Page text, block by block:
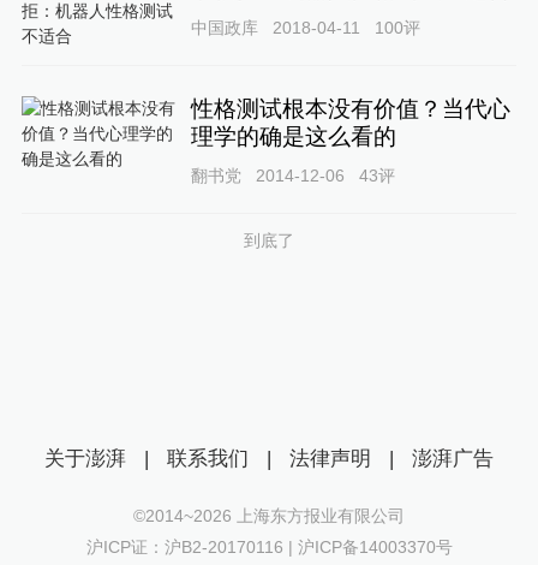
中国政库 2018-04-11 100评
性格测试根本没有价值？当代心
理学的确是这么看的
翻书党 2014-12-06 43评
到底了
关于澎湃 | 联系我们 | 法律声明 | 澎湃广告
©2014~2026 上海东方报业有限公司
沪ICP证：沪B2-20170116 | 沪ICP备14003370号